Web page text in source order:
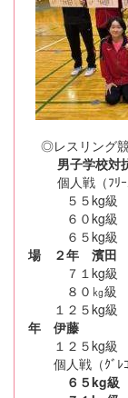
◎レスリング
男子学校
個人戦（ﾌﾘｰｽ
５５kg級
６０kg級
６５kg級
場 ２年 濱田
７１kg級
８０㎏級 第
１２５kg級
年 伊藤
１２５kg級
個人戦（ｸﾞﾚｺﾛ
６５kg